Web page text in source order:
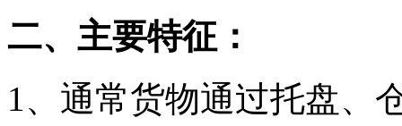
二、主要特征：
1、通常货物通过托盘、